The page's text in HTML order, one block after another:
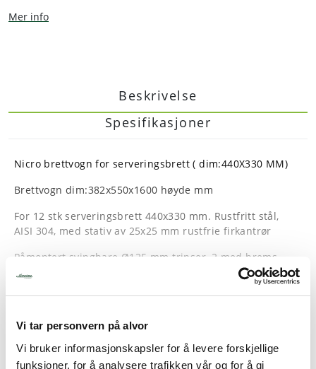
Vi tar personvern på alvor
Vi bruker informasjonskapsler for å levere forskjellige
funksjoner, for å analysere trafikken vår og for å gi
Beskrivelse
Spesifikasjoner
Nicro brettvogn for serveringsbrett ( dim:440X330 MM)
Brettvogn dim:382x550x1600 høyde mm
For 12 stk serveringsbrett 440x330 mm. Rustfritt stål,
AISI 304, med stativ av 25x25 mm rustfrie firkantrør
Påmontert svingbare Ø125 mm trinser, 2 med brems
Vekt: 20 kg
Mer info